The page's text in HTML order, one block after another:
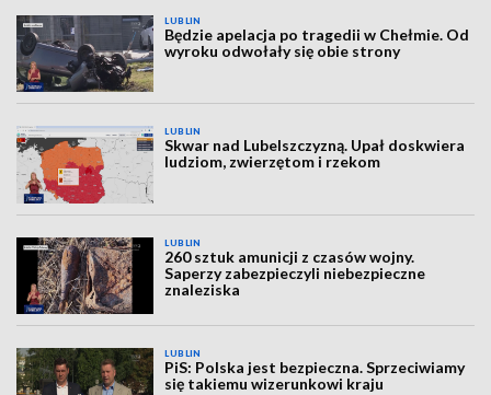
LUBLIN
Będzie apelacja po tragedii w Chełmie. Od
wyroku odwołały się obie strony
LUBLIN
Skwar nad Lubelszczyzną. Upał doskwiera
ludziom, zwierzętom i rzekom
LUBLIN
260 sztuk amunicji z czasów wojny.
Saperzy zabezpieczyli niebezpieczne
znaleziska
LUBLIN
PiS: Polska jest bezpieczna. Sprzeciwiamy
się takiemu wizerunkowi kraju